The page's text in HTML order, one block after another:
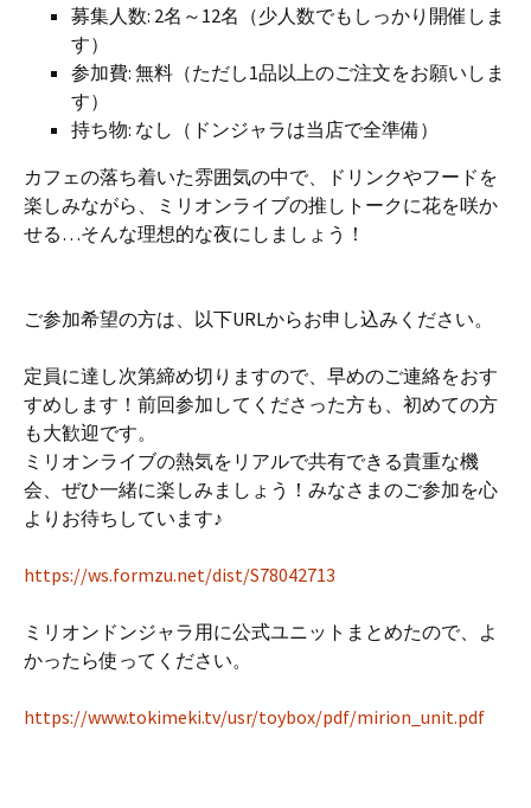
募集人数: 2名～12名（少人数でもしっかり開催しま
す）
参加費: 無料（ただし1品以上のご注文をお願いしま
す）
持ち物: なし（ドンジャラは当店で全準備）
カフェの落ち着いた雰囲気の中で、ドリンクやフードを
楽しみながら、ミリオンライブの推しトークに花を咲か
せる…そんな理想的な夜にしましょう！
ご参加希望の方は、以下URLからお申し込みください。
定員に達し次第締め切りますので、早めのご連絡をおす
すめします！前回参加してくださった方も、初めての方
も大歓迎です。
ミリオンライブの熱気をリアルで共有できる貴重な機
会、ぜひ一緒に楽しみましょう！みなさまのご参加を心
よりお待ちしています♪
https://ws.formzu.net/dist/S78042713
ミリオンドンジャラ用に公式ユニットまとめたので、よ
かったら使ってください。
https://www.tokimeki.tv/usr/toybox/pdf/mirion_unit.pdf